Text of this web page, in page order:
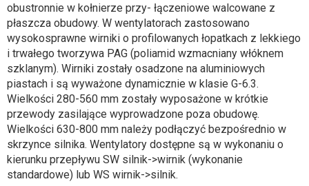
obustronnie w kołnierze przy- łączeniowe walcowane z
płaszcza obudowy. W wentylatorach zastosowano
wysokosprawne wirniki o profilowanych łopatkach z lekkiego
i trwałego tworzywa PAG (poliamid wzmacniany włóknem
szklanym). Wirniki zostały osadzone na aluminiowych
piastach i są wyważone dynamicznie w klasie G-6.3.
Wielkości 280-560 mm zostały wyposażone w krótkie
przewody zasilające wyprowadzone poza obudowę.
Wielkości 630-800 mm należy podłączyć bezpośrednio w
skrzynce silnika. Wentylatory dostępne są w wykonaniu o
kierunku przepływu SW silnik->wirnik (wykonanie
standardowe) lub WS wirnik->silnik.